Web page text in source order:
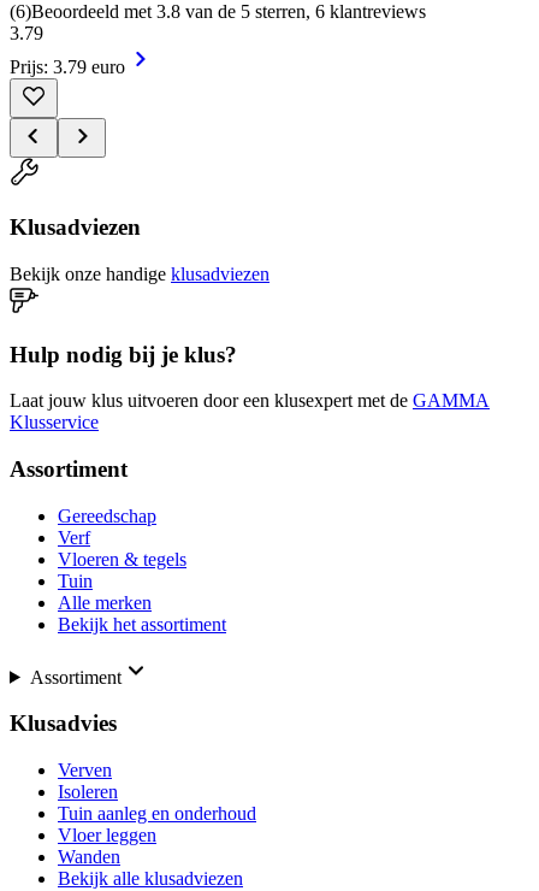
(6)Beoordeeld met 3.8 van de 5 sterren, 6 klantreviews
3.79
Prijs: 3.79 euro
Klusadviezen
Bekijk onze handige klusadviezen
Hulp nodig bij je klus?
Laat jouw klus uitvoeren door een klusexpert met de GAMMA
Klusservice
Assortiment
Gereedschap
Verf
Vloeren & tegels
Tuin
Alle merken
Bekijk het assortiment
Assortiment
Klusadvies
Verven
Isoleren
Tuin aanleg en onderhoud
Vloer leggen
Wanden
Bekijk alle klusadviezen